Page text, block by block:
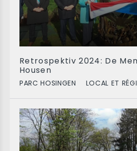
Retrospektiv 2024: De
Housen
PARC HOSINGEN LOCAL ET